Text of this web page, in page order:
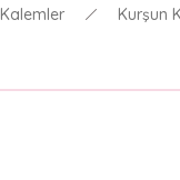
Kalemler Kurşun